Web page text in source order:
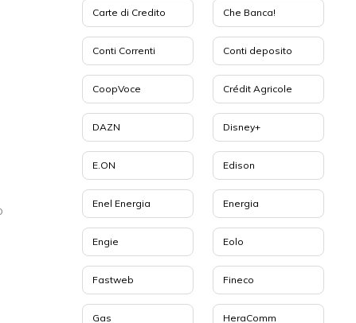
Carte di Credito Che Banca!
Conti Correnti Conti deposito
CoopVoce Crédit Agricole
DAZN Disney+
E.ON Edison
Enel Energia Energia
Engie Eolo
Fastweb Fineco
Gas HeraComm